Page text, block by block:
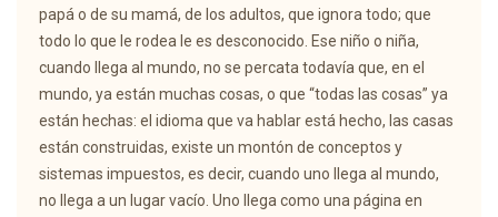
papá o de su mamá, de los adultos, que ignora todo; que
todo lo que le rodea le es desconocido. Ese niño o niña,
cuando llega al mundo, no se percata todavía que, en el
mundo, ya están muchas cosas, o que “todas las cosas” ya
están hechas: el idioma que va hablar está hecho, las casas
están construidas, existe un montón de conceptos y
sistemas impuestos, es decir, cuando uno llega al mundo,
no llega a un lugar vacío. Uno llega como una página en